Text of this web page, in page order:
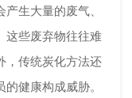
生大量的废气、
这些废弃物往往难
，传统炭化方法还
健康构成威胁。